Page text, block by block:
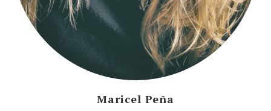
Maricel Peña